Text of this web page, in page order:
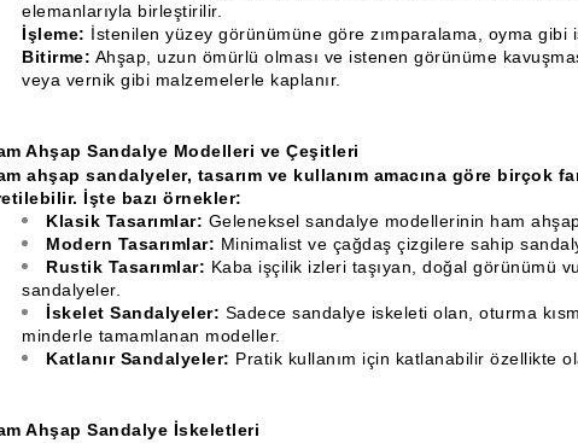
elemanlarıyla birleştirilir.
İşleme: İstenilen yüzey görünümüne göre zımparalama, oyma gibi
Bitirme: Ahşap, uzun ömürlü olması ve istenen görünüme
veya vernik gibi malzemelerle kaplanır.
Ahşap Sandalye Modelleri ve Çeşitleri
ahşap sandalyeler, tasarım ve kullanım amacına göre birçok
İşte bazı örnekler:
Klasik Tasarımlar: Geleneksel sandalye modellerinin ham
Modern Tasarımlar: Minimalist ve çağdaş çizgilere sahip
Rustik Tasarımlar: Kaba işçilik izleri taşıyan, doğal görünümü
sandalyeler.
İskelet Sandalyeler: Sadece sandalye iskeleti olan, oturma
minderle tamamlanan modeller.
Katlanır Sandalyeler: Pratik kullanım için katlanabilir özellikte
Ahşap Sandalye İskeletleri